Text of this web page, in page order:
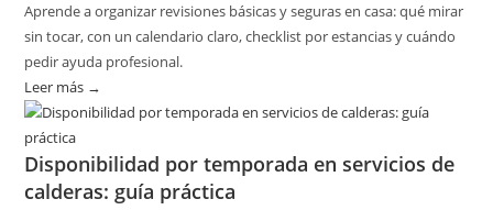
Aprende a organizar revisiones básicas y seguras en casa: qué mirar
sin tocar, con un calendario claro, checklist por estancias y cuándo
pedir ayuda profesional.
Leer más →
Cómo
revisiones
básicas
Disponibilidad por temporada en servicios de
calderas: guía práctica